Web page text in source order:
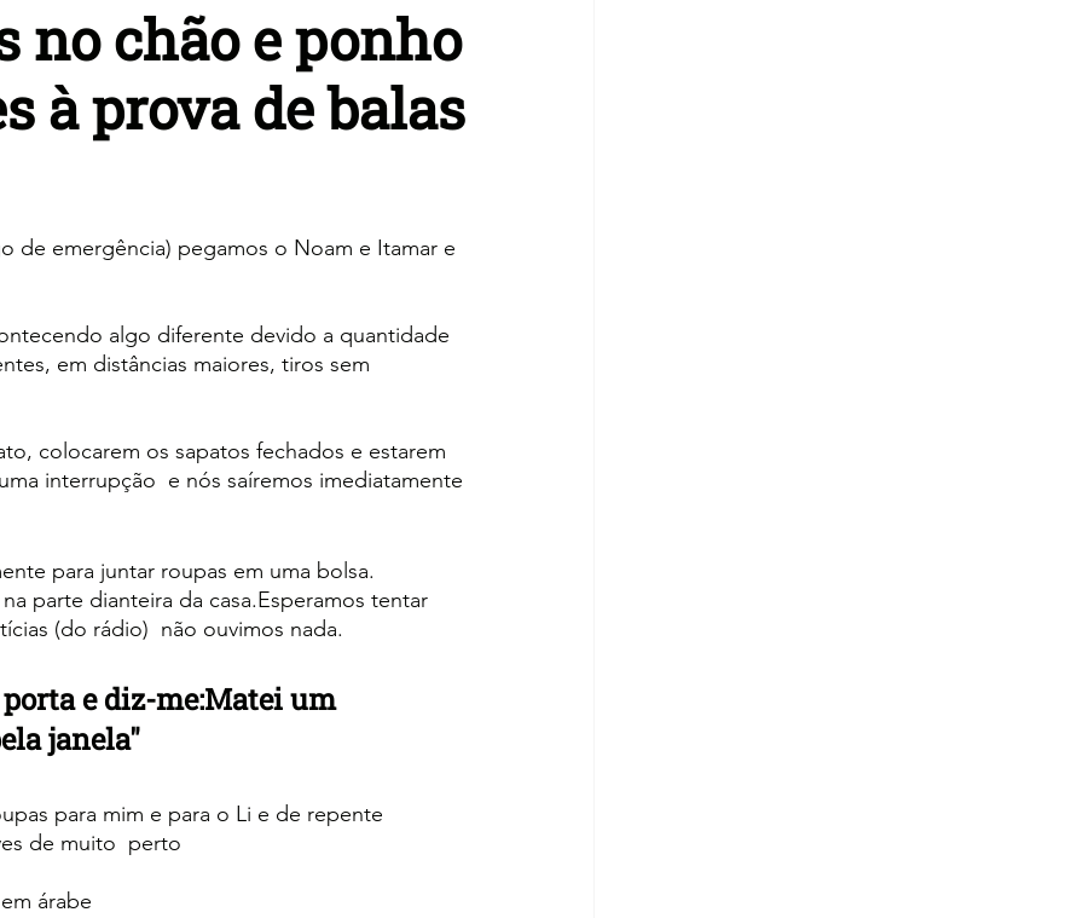
no chão e ponho
à prova de balas
de emergência) pegamos o Noam e Itamar e
algo diferente devido a quantidade
em distâncias maiores, tiros sem
colocarem os sapatos fechados e estarem
interrupção  e nós saíremos imediatamente
para juntar roupas em uma bolsa.
parte dianteira da casa.Esperamos tentar
(do rádio)  não ouvimos nada.
e diz-me:Matei um
janela"
para mim e para o Li e de repente
de muito  perto
árabe